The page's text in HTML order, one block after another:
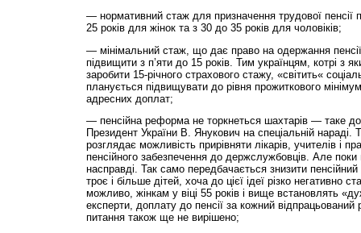
— нормативний стаж для призначення трудової пенсії
25 років для жінок та з 30 до 35 років для чоловіків;
— мінімальний стаж, що дає право на одержання
підвищити з п’яти до 15 років. Тим українцям, котрі з
заробити 15-річного страхового стажу, «світить«
планується підвищувати до рівня прожиткового
адресних доплат;
— пенсійна реформа не торкнеться шахтарів — таке
Президент України В. Янукович на спеціальній нараді.
розглядає можливість прирівняти лікарів, учителів і
пенсійного забезпечення до держслужбовців. Але
насправді. Так само передбачається знизити
троє і більше дітей, хоча до цієї ідеї різко негативно
можливо, жінкам у віці 55 років і вище встановлять
експерти, доплату до пенсії за кожний відпрацьований
питання також ще не вирішено;